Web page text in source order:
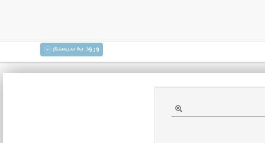
ورود به سیستم